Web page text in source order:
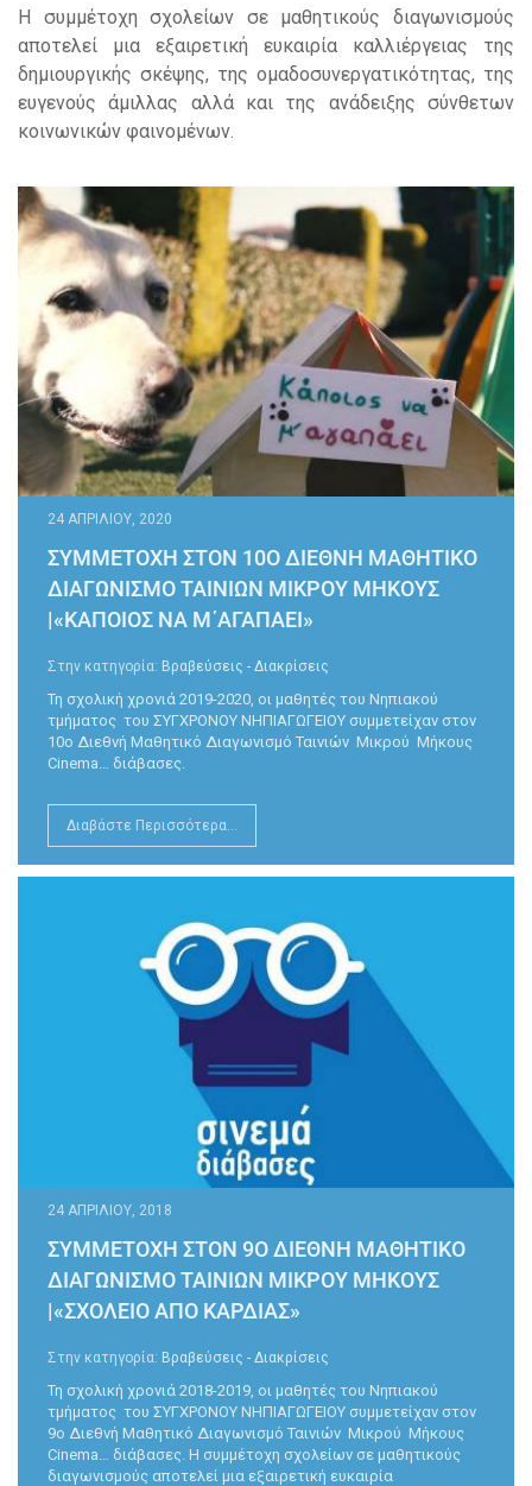
H συμμέτοχη σχολείων σε μαθητικούς διαγωνισμούς
αποτελεί μια εξαιρετική ευκαιρία καλλιέργειας της
δημιουργικής σκέψης, της ομαδοσυνεργατικότητας, της
ευγενούς άμιλλας αλλά και της ανάδειξης σύνθετων
κοινωνικών φαινομένων.
24 ΑΠΡΙΛΊΟΥ, 2020
ΣΥΜΜΕΤΟΧΗ ΣΤΟΝ 10Ο ΔΙΕΘΝΗ ΜΑΘΗΤΙΚΟ
ΔΙΑΓΩΝΙΣΜΟ ΤΑΙΝΙΩΝ ΜΙΚΡΟΥ ΜΗΚΟΥΣ
|«ΚΑΠΟΙΟΣ ΝΑ Μ΄ΑΓΑΠΑΕΙ»
Στην κατηγορία: Βραβεύσεις - Διακρίσεις
Τη σχολική χρονιά 2019-2020, οι μαθητές του Νηπιακού
τμήματος του ΣΥΓΧΡΟΝΟΥ ΝΗΠΙΑΓΩΓΕΙΟΥ συμμετείχαν στον
10ο Διεθνή Μαθητικό Διαγωνισμό Ταινιών Μικρού Μήκους
Cinema… διάβασες.
Διαβάστε Περισσότερα...
24 ΑΠΡΙΛΊΟΥ, 2018
ΣΥΜΜΕΤΟΧΗ ΣΤΟΝ 9Ο ΔΙΕΘΝΗ ΜΑΘΗΤΙΚΟ
ΔΙΑΓΩΝΙΣΜΟ ΤΑΙΝΙΩΝ ΜΙΚΡΟΥ ΜΗΚΟΥΣ
|«ΣΧΟΛΕΙΟ ΑΠΟ ΚΑΡΔΙΑΣ»
Στην κατηγορία: Βραβεύσεις - Διακρίσεις
Τη σχολική χρονιά 2018-2019, οι μαθητές του Νηπιακού
τμήματος του ΣΥΓΧΡΟΝΟΥ ΝΗΠΙΑΓΩΓΕΙΟΥ συμμετείχαν στον
9ο Διεθνή Μαθητικό Διαγωνισμό Ταινιών Μικρού Μήκους
Cinema… διάβασες. H συμμέτοχη σχολείων σε μαθητικούς
διαγωνισμούς αποτελεί μια εξαιρετική ευκαιρία